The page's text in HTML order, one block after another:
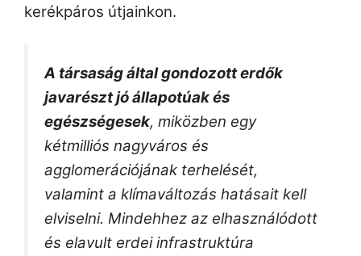
kerékpáros útjainkon.
A társaság által gondozott erdők
javarészt jó állapotúak és
egészségesek, miközben egy
kétmilliós nagyváros és
agglomerációjának terhelését,
valamint a klímaváltozás hatásait kell
elviselni. Mindehhez az elhasználódott
és elavult erdei infrastruktúra